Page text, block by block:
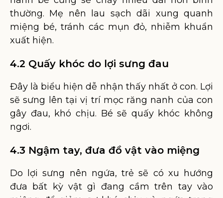
thường. Mẹ nên lau sạch dãi xung quanh
miệng bé, tránh các mụn đỏ, nhiễm khuẩn
xuất hiện.
4.2 Quấy khóc do lợi sưng đau
Đây là biểu hiện dễ nhận thấy nhất ở con. Lợi
sẽ sưng lên tại vị trí mọc răng nanh của con
gây đau, khó chịu. Bé sẽ quấy khóc không
ngơi.
4.3 Ngậm tay, đưa đồ vật vào miệng
Do lợi sưng nên ngứa, trẻ sẽ có xu hướng
đưa bất kỳ vật gì đang cầm trên tay vào